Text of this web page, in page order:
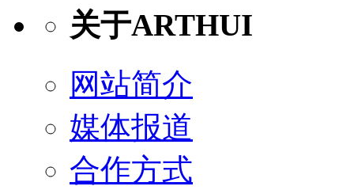
关于ARTHUI
网站简介
媒体报道
合作方式